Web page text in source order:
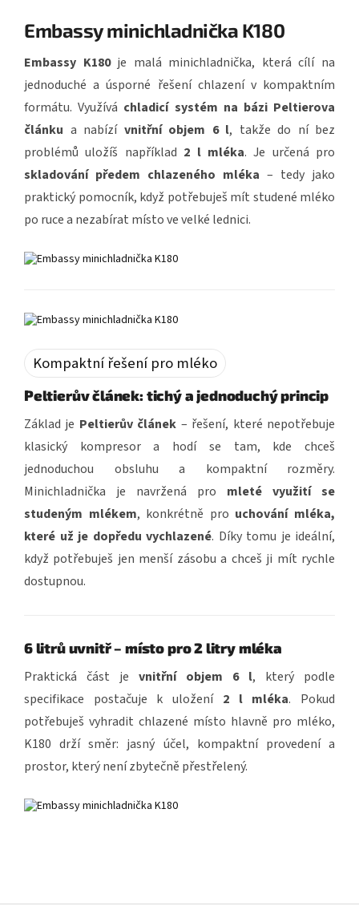
Embassy minichladnička K180
Embassy K180je malá minichladnička, která cílí na
jednoduché a úsporné řešení chlazení v kompaktním
formátu. Využívá chladicí systém na bázi Peltierova
článku a nabízí vnitřní objem 6 l, takže do ní bez
problémů uložíš například 2 l mléka. Je určená pro
skladování předem chlazeného mléka – tedy jako
praktický pomocník, když potřebuješ mít studené mléko
po ruce a nezabírat místo ve velké lednici.
Kompaktní řešení pro mléko
Peltierův článek: tichý a jednoduchý princip
Základ je Peltierův článek – řešení, které nepotřebuje
klasický kompresor a hodí se tam, kde chceš
jednoduchou obsluhu a kompaktní rozměry.
Minichladnička je navržená pro mleté využití se
studeným mlékem, konkrétně pro uchování mléka,
které už je dopředu vychlazené. Díky tomu je ideální,
když potřebuješ jen menší zásobu a chceš ji mít rychle
dostupnou.
6 litrů uvnitř – místo pro 2 litry mléka
Praktická část je vnitřní objem 6 l, který podle
specifikace postačuje k uložení 2 l mléka. Pokud
potřebuješ vyhradit chlazené místo hlavně pro mléko,
K180 drží směr: jasný účel, kompaktní provedení a
prostor, který není zbytečně přestřelený.